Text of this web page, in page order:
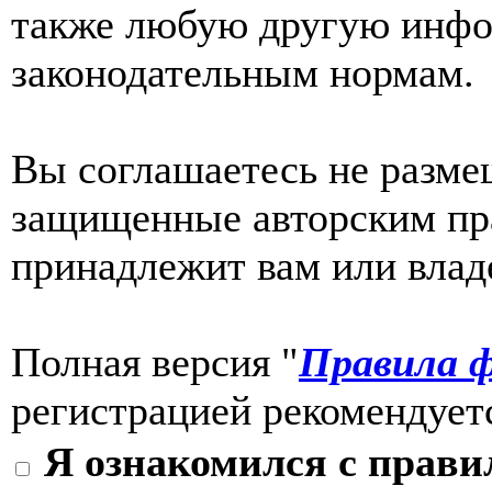
также любую другую
законодательным нормам.
Вы соглашаетесь не
защищенные авторским
принадлежит вам или
Полная версия "Правила
регистрацией
Я ознакомился с